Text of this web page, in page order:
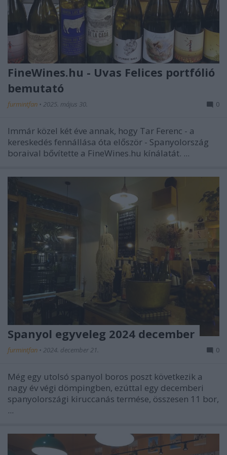
FineWines.hu - Uvas Felices portfólió
bemutató
furmintfan • 2025. május 30. 0
Immár közel két éve annak, hogy Tar Ferenc - a
kereskedés fennállása óta először - Spanyolország
boraival bővítette a FineWines.hu kínálatát. ...
Spanyol egyveleg 2024 december
furmintfan • 2024. december 21. 0
Még egy utolsó spanyol boros poszt következik a
nagy év végi dömpingben, ezúttal egy decemberi
spanyolországi kiruccanás termése, összesen 11 bor,
...